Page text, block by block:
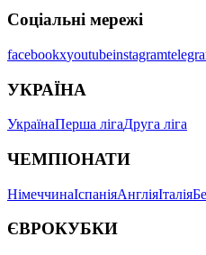
Соціальні мережі
facebookxyoutubeinstagram
УКРАЇНА
УкраїнаПерша лігаДруга ліга
ЧЕМПІОНАТИ
НімеччинаІспаніяАнгліяІталія
ЄВРОКУБКИ